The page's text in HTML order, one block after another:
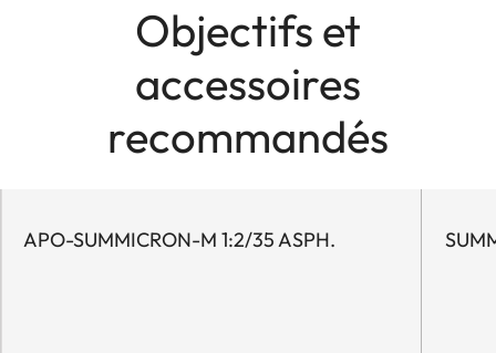
Objectifs et
accessoires
recommandés
APO-SUMMICRON-M 1:2/35 ASPH.